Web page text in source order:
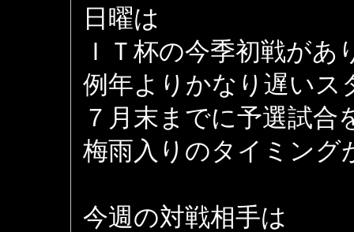
日曜は
ＩＴ杯の今季初戦があ
例年よりかなり遅いス
７月末までに予選試
梅雨入りのタイミング
今週の対戦相手は